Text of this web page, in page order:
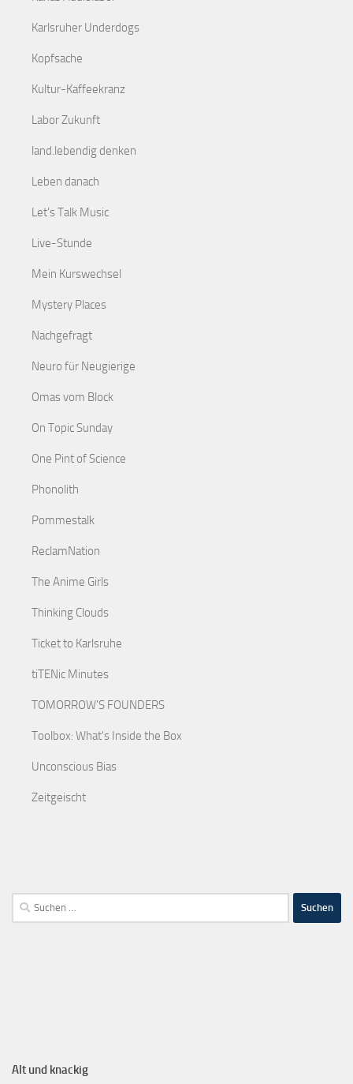
Karlsruher Underdogs
Kopfsache
Kultur-Kaffeekranz
Labor Zukunft
land.lebendig denken
Leben danach
Let's Talk Music
Live-Stunde
Mein Kurswechsel
Mystery Places
Nachgefragt
Neuro für Neugierige
Omas vom Block
On Topic Sunday
One Pint of Science
Phonolith
Pommestalk
ReclamNation
The Anime Girls
Thinking Clouds
Ticket to Karlsruhe
tiTENic Minutes
TOMORROW'S FOUNDERS
Toolbox: What's Inside the Box
Unconscious Bias
Zeitgeischt
Alt und knackig